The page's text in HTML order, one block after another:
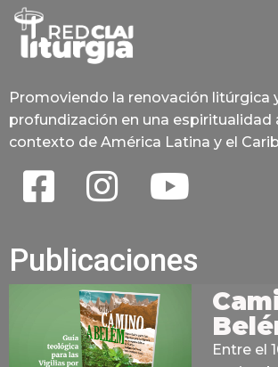
Promoviendo la renovación litúrgica
profundización en una espiritualidad
contexto de América Latina y el
Publicaciones
Entre el